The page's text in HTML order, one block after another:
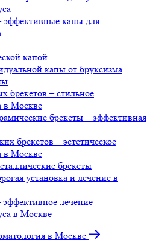
капы для
капой
капы от бруксизма
брекетов – стильное
в Москве
брекеты – эффективная
брекетов – эстетическое
в Москве
брекеты
установка и лечение в
эффективное лечение
в Москве
в Москве